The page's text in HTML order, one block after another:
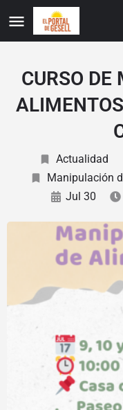
CURSO DE
Actualidad
Manipulación
Jul 30